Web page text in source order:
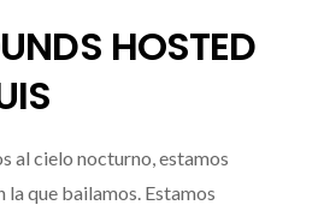
HOSTED
al cielo nocturno, estamos
la que bailamos. Estamos